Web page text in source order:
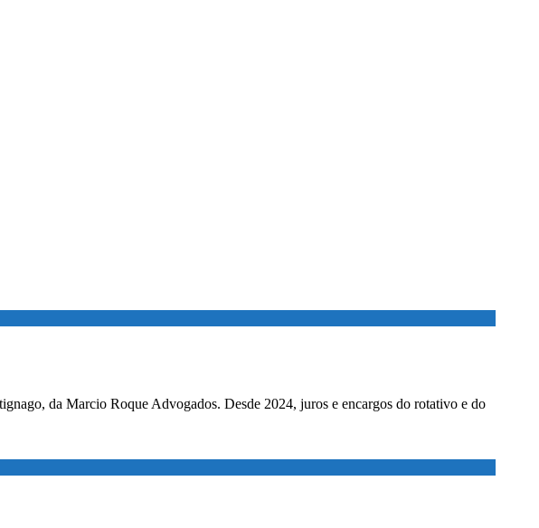
da Marcio Roque Advogados. Desde 2024, juros e encargos do rotativo e do